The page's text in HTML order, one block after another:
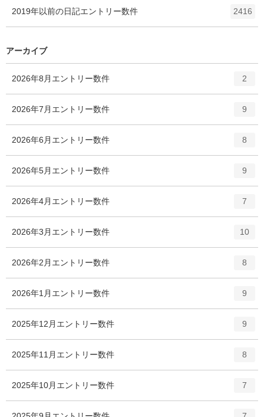
2019年以前の日記エントリー数 2416
件
アーカイブ
2026年8月 エントリー数 2
件
2026年7月 エントリー数 9
件
2026年6月 エントリー数 8
件
2026年5月 エントリー数 9
件
2026年4月 エントリー数 7
件
2026年3月 エントリー数 10
件
2026年2月 エントリー数 8
件
2026年1月 エントリー数 9
件
2025年12月 エントリー数 9
件
2025年11月 エントリー数 8
件
2025年10月 エントリー数 7
件